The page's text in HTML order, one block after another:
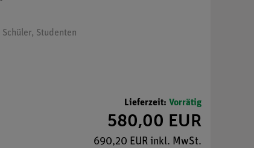
Schüler, Studenten
Lieferzeit: Vorrätig
580,00 EUR
690,20 EUR inkl. MwSt.